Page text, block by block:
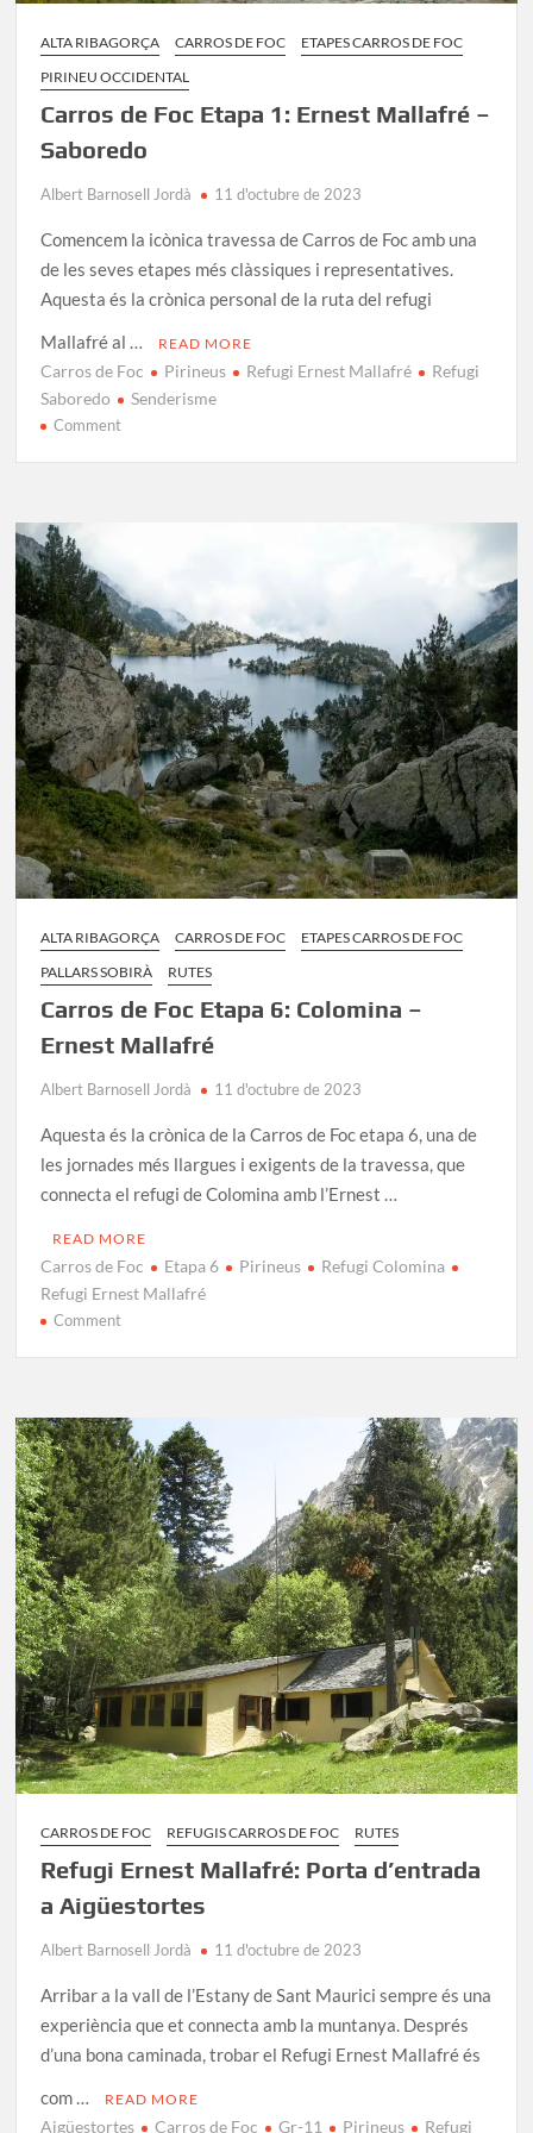
ALTA RIBAGORÇA CARROS DE FOC
ETAPES CARROS DE FOC
PIRINEU OCCIDENTAL
Carros de Foc Etapa 1: Ernest Mallafré –
Saboredo
Albert Barnosell Jordà 11 d'octubre de 2023
Comencem la icònica travessa de Carros de Foc amb una
de les seves etapes més clàssiques i representatives.
Aquesta és la crònica personal de la ruta del refugi
Mallafré al …
READ MORE
Carros de Foc Pirineus Refugi Ernest Mallafré
Refugi
Saboredo
Senderisme
Commenton
Mallafré
–
Saboredo
ALTA RIBAGORÇA CARROS DE FOC
ETAPES CARROS DE FOC
PALLARS SOBIRÀ
RUTES
Carros de Foc Etapa 6: Colomina –
Ernest Mallafré
Albert Barnosell Jordà 11 d'octubre de 2023
Aquesta és la crònica de la Carros de Foc etapa 6, una de
les jornades més llargues i exigents de la travessa, que
connecta el refugi de Colomina amb l’Ernest …
READ MORE
Carros de Foc Etapa 6 Pirineus
Refugi Colomina
Refugi Ernest Mallafré
Commenton
Etapa
6:
Colomina
–
Ernest
Mallafré
CARROS DE FOC REFUGIS CARROS DE FOC RUTES
Refugi Ernest Mallafré: Porta d’entrada
a Aigüestortes
Albert Barnosell Jordà 11 d'octubre de 2023
Arribar a la vall de l’Estany de Sant Maurici sempre és una
experiència que et connecta amb la muntanya. Després
d’una bona caminada, trobar el Refugi Ernest Mallafré és
com …
READ MORE
Aigüestortes Carros de Foc Gr-11 Pirineus
Refugi